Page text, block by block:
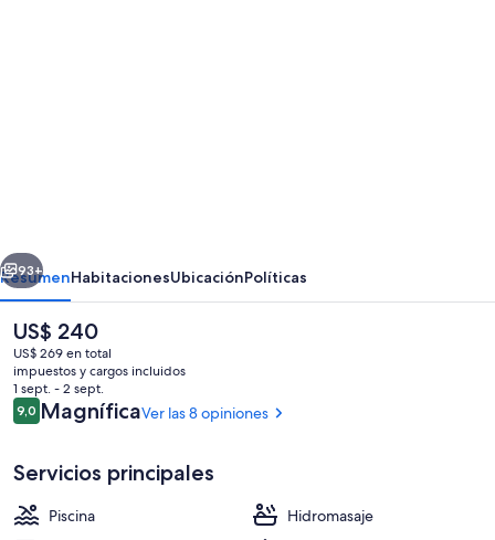
Spa
Una piscina techada, una piscina al
Siguiente
93+
ResumenHabitacionesUbicaciónPolíticas
El
precio
actual
es
de
US$ 240
US$ 240
US$ 269 en total
impuestos y cargos incluidos
1 sept. - 2 sept.
Opiniones
9,09,0 de 10
MagníficaVer las 8 opiniones
Servicios principales
Piscina
Hidromasaje